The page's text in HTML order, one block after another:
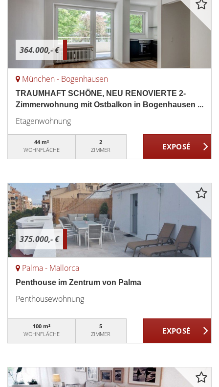
364.000,- €
München - Bogenhausen
TRAUMHAFT SCHÖNE, NEU RENOVIERTE 2-
Zimmerwohnung mit Ostbalkon in Bogenhausen ...
Etagenwohnung
44 m²
WOHNFLÄCHE
2
ZIMMER
375.000,- €
Palma - Mallorca
Penthouse im Zentrum von Palma
Penthousewohnung
100 m²
WOHNFLÄCHE
5
ZIMMER